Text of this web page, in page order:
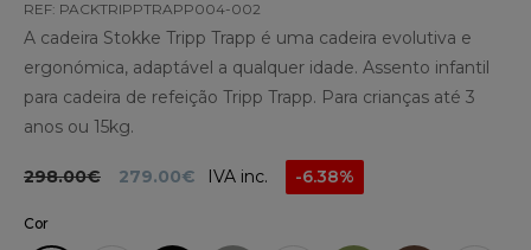
REF: PACKTRIPPTRAPP004-002
A cadeira Stokke Tripp Trapp é uma cadeira evolutiva e
ergonómica, adaptável a qualquer idade. Assento infantil
para cadeira de refeição Tripp Trapp. Para crianças até 3
anos ou 15kg.
298.00€ 279.00€ IVA inc. -6.38%
Cor